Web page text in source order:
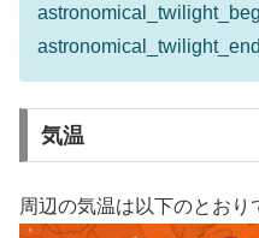
気温
周辺の気温は以下のとおり